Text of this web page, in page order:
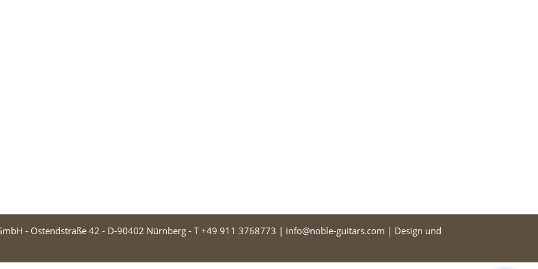
- Ostendstraße 42 - D-90402 Nürnberg - T +49 911 3768773 | info@noble-guitars.com | Design und